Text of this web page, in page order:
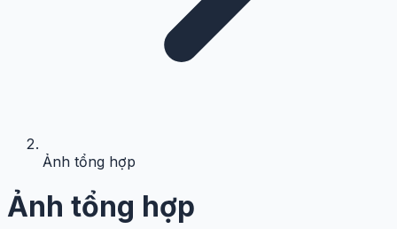
Ảnh tổng hợp
Ảnh tổng hợp